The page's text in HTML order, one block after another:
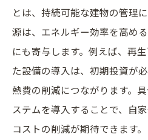
とは、持続可能な建物の管理
源は、エネルギー効率を高め
にも寄与します。例えば、再
た設備の導入は、初期投資が
熱費の削減につながります。
ステムを導入することで、自
コストの削減が期待できます